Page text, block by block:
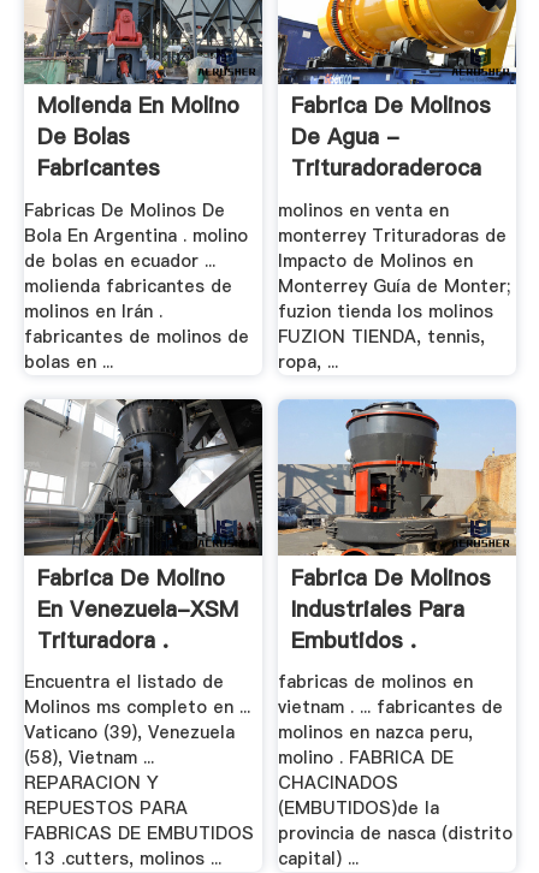
Molienda En Molino
De Bolas
Fabricantes
Indonesia
Fabricas De Molinos De
Bola En Argentina . molino
de bolas en ecuador ...
molienda fabricantes de
molinos en Irán .
fabricantes de molinos de
bolas en ...
Fabrica De Molinos
De Agua -
Trituradoraderoca
molinos en venta en
monterrey Trituradoras de
Impacto de Molinos en
Monterrey Guía de Monter;
fuzion tienda los molinos
FUZION TIENDA, tennis,
ropa, ...
Fabrica De Molino
En Venezuela-XSM
Trituradora .
Encuentra el listado de
Molinos ms completo en ...
Vaticano (39), Venezuela
(58), Vietnam ...
REPARACION Y
REPUESTOS PARA
FABRICAS DE EMBUTIDOS
. 13 .cutters, molinos ...
Fabrica De Molinos
Industriales Para
Embutidos .
fabricas de molinos en
vietnam . ... fabricantes de
molinos en nazca peru,
molino . FABRICA DE
CHACINADOS
(EMBUTIDOS)de la
provincia de nasca (distrito
capital) ...